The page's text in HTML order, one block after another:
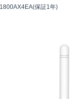
保証1年)